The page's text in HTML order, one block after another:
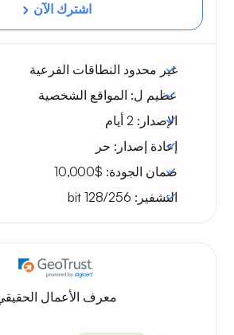
اشترك الآن
غير محدود النطاقات الفرعية
عظيم ل: المواقع الشخصية
الإصدار:
إعادة إصدار: حر
ضمان الجودة: $10,000
التشفير: 128/256 bit
معرف الأعمال